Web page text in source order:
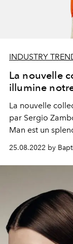
INDUSTRY
La nouvelle
illumine
La nouvelle
par Sergio
Man est un
25.08.2022 by